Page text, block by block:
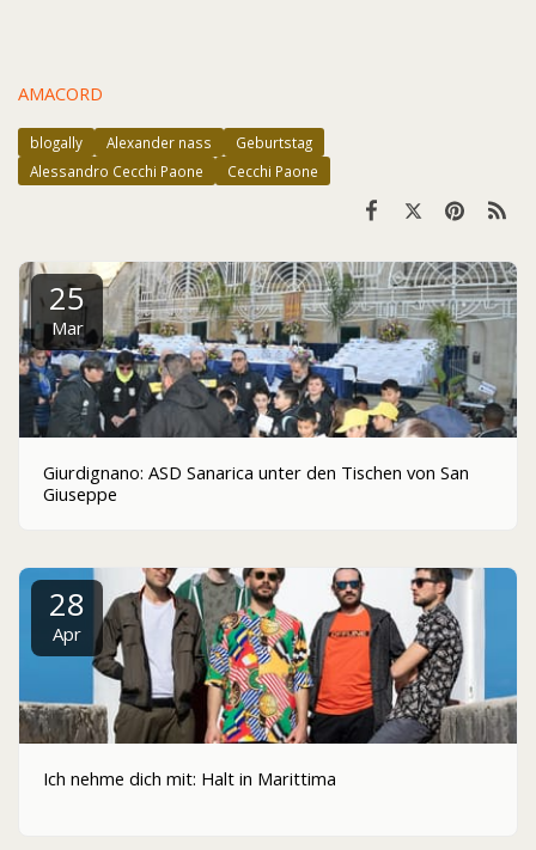
AMACORD
blogally Alexander nass
Geburtstag
Alessandro Cecchi Paone
Cecchi Paone
25
Mar
Giurdignano: ASD Sanarica unter den Tischen von San
Giuseppe
28
Apr
Ich nehme dich mit: Halt in Marittima